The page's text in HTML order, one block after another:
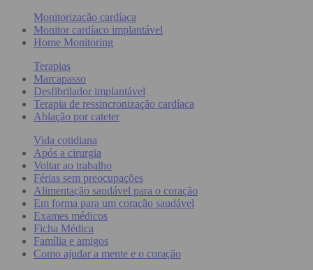
Monitorização cardíaca
Monitor cardíaco implantável
Home Monitoring
Terapias
Marcapasso
Desfibrilador implantável
Terapia de ressincronização cardíaca
Ablação por cateter
Vida cotidiana
Após a cirurgia
Voltar ao trabalho
Férias sem preocupações
Alimentação saudável para o coração
Em forma para um coração saudável
Exames médicos
Ficha Médica
Família e amigos
Como ajudar a mente e o coração